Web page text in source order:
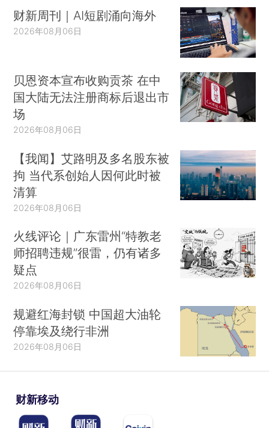
财新周刊｜AI短剧涌向海外
2026年08月06日
贝恩资本宣布收购贡茶 在中
国大陆无法注册商标后退出市
场
2026年08月06日
【我闻】艾路明及多名股东被
拘 当代系创始人因何此时被
清算
2026年08月06日
火线评论｜广东雷州“特教老
师招聘违规”很雷，仍有诸多
疑点
2026年08月06日
规避红海封锁 中国超大油轮
停靠埃及绕行非洲
2026年08月06日
财新移动